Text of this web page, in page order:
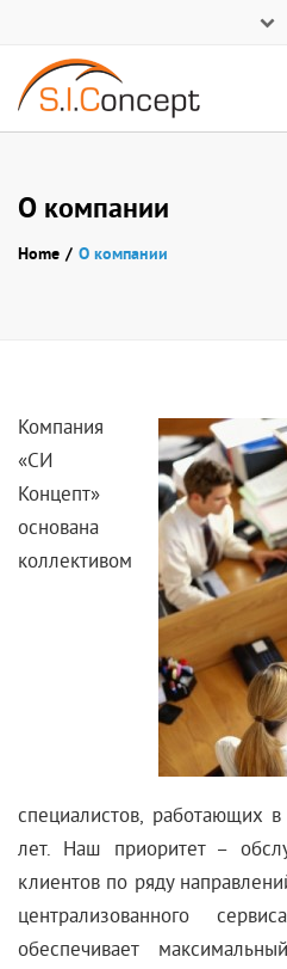
О компании
Home О компании
Компания
«СИ
Концепт»
основана
коллективом
специалистов, работающих
лет. Наш приоритет –
клиентов по ряду
централизованного
обеспечивает